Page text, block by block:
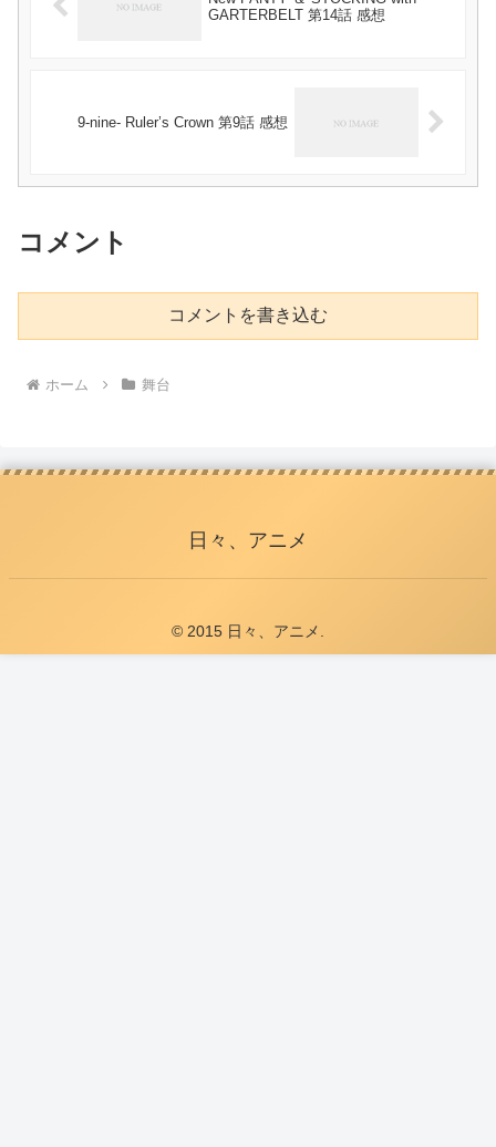
GARTERBELT 第14話 感想
9-nine- Ruler’s Crown 第9話 感想
コメント
コメントを書き込む
ホーム 舞台
日々、アニメ
© 2015 日々、アニメ.